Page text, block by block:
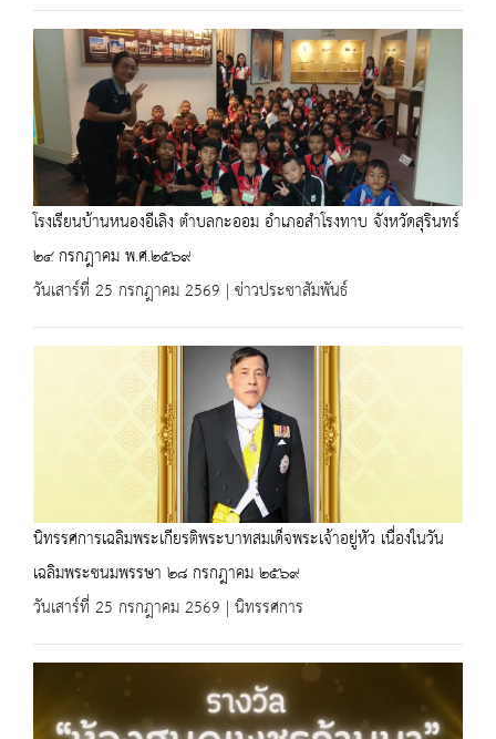
โรงเรียนบ้านหนองอีเลิง ตำบลกะออม อำเภอสำโรงทาบ จังหวัดสุรินทร์
๒๔ กรกฎาคม พ.ศ.๒๕๖๙
วันเสาร์ที่ 25 กรกฎาคม 2569 | ข่าวประชาสัมพันธ์
นิทรรศการเฉลิมพระเกียรติพระบาทสมเด็จพระเจ้าอยู่หัว เนื่องในวัน
เฉลิมพระชนมพรรษา ๒๘ กรกฎาคม ๒๕๖๙
วันเสาร์ที่ 25 กรกฎาคม 2569 | นิทรรศการ